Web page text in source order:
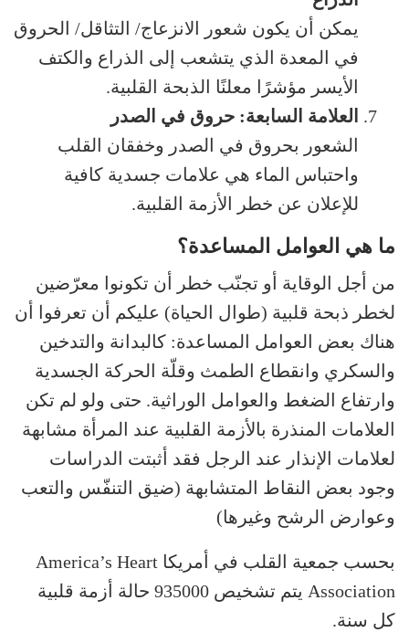
يمكن أن يكون شعور الانزعاج/ التثاقل/ الحروق
في المعدة الذي يتشعب إلى الذراع والكتف
الأيسر مؤشرًا معلنًا الذبحة القلبية.
العلامة السابعة: حروق في الصدر
الشعور بحروق في الصدر وخفقان القلب
واحتباس الماء هي علامات جسدية كافية
للإعلان عن خطر الأزمة القلبية.
ما هي العوامل المساعدة؟
من أجل الوقاية أو تجنّب خطر أن تكونوا معرّضين
لخطر ذبحة قلبية (طوال الحياة) عليكم أن تعرفوا أن
هناك بعض العوامل المساعدة: كالبدانة والتدخين
والسكري وانقطاع الطمث وقلّة الحركة الجسدية
وارتفاع الضغط والعوامل الوراثية. حتى ولو لم تكن
العلامات المنذرة بالأزمة القلبية عند المرأة مشابهة
لعلامات الإنذار عند الرجل فقد أثبتت الدراسات
وجود بعض النقاط المتشابهة (ضيق التنفّس والتعب
وعوارض الرشح وغيرها)
بحسب جمعية القلب في أمريكا America’s Heart
Association يتم تشخيص 935000 حالة أزمة قلبية
كل سنة.